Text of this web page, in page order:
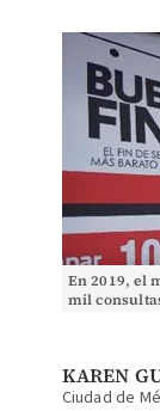
En 2019, el
mil
KAREN
Ciudad de